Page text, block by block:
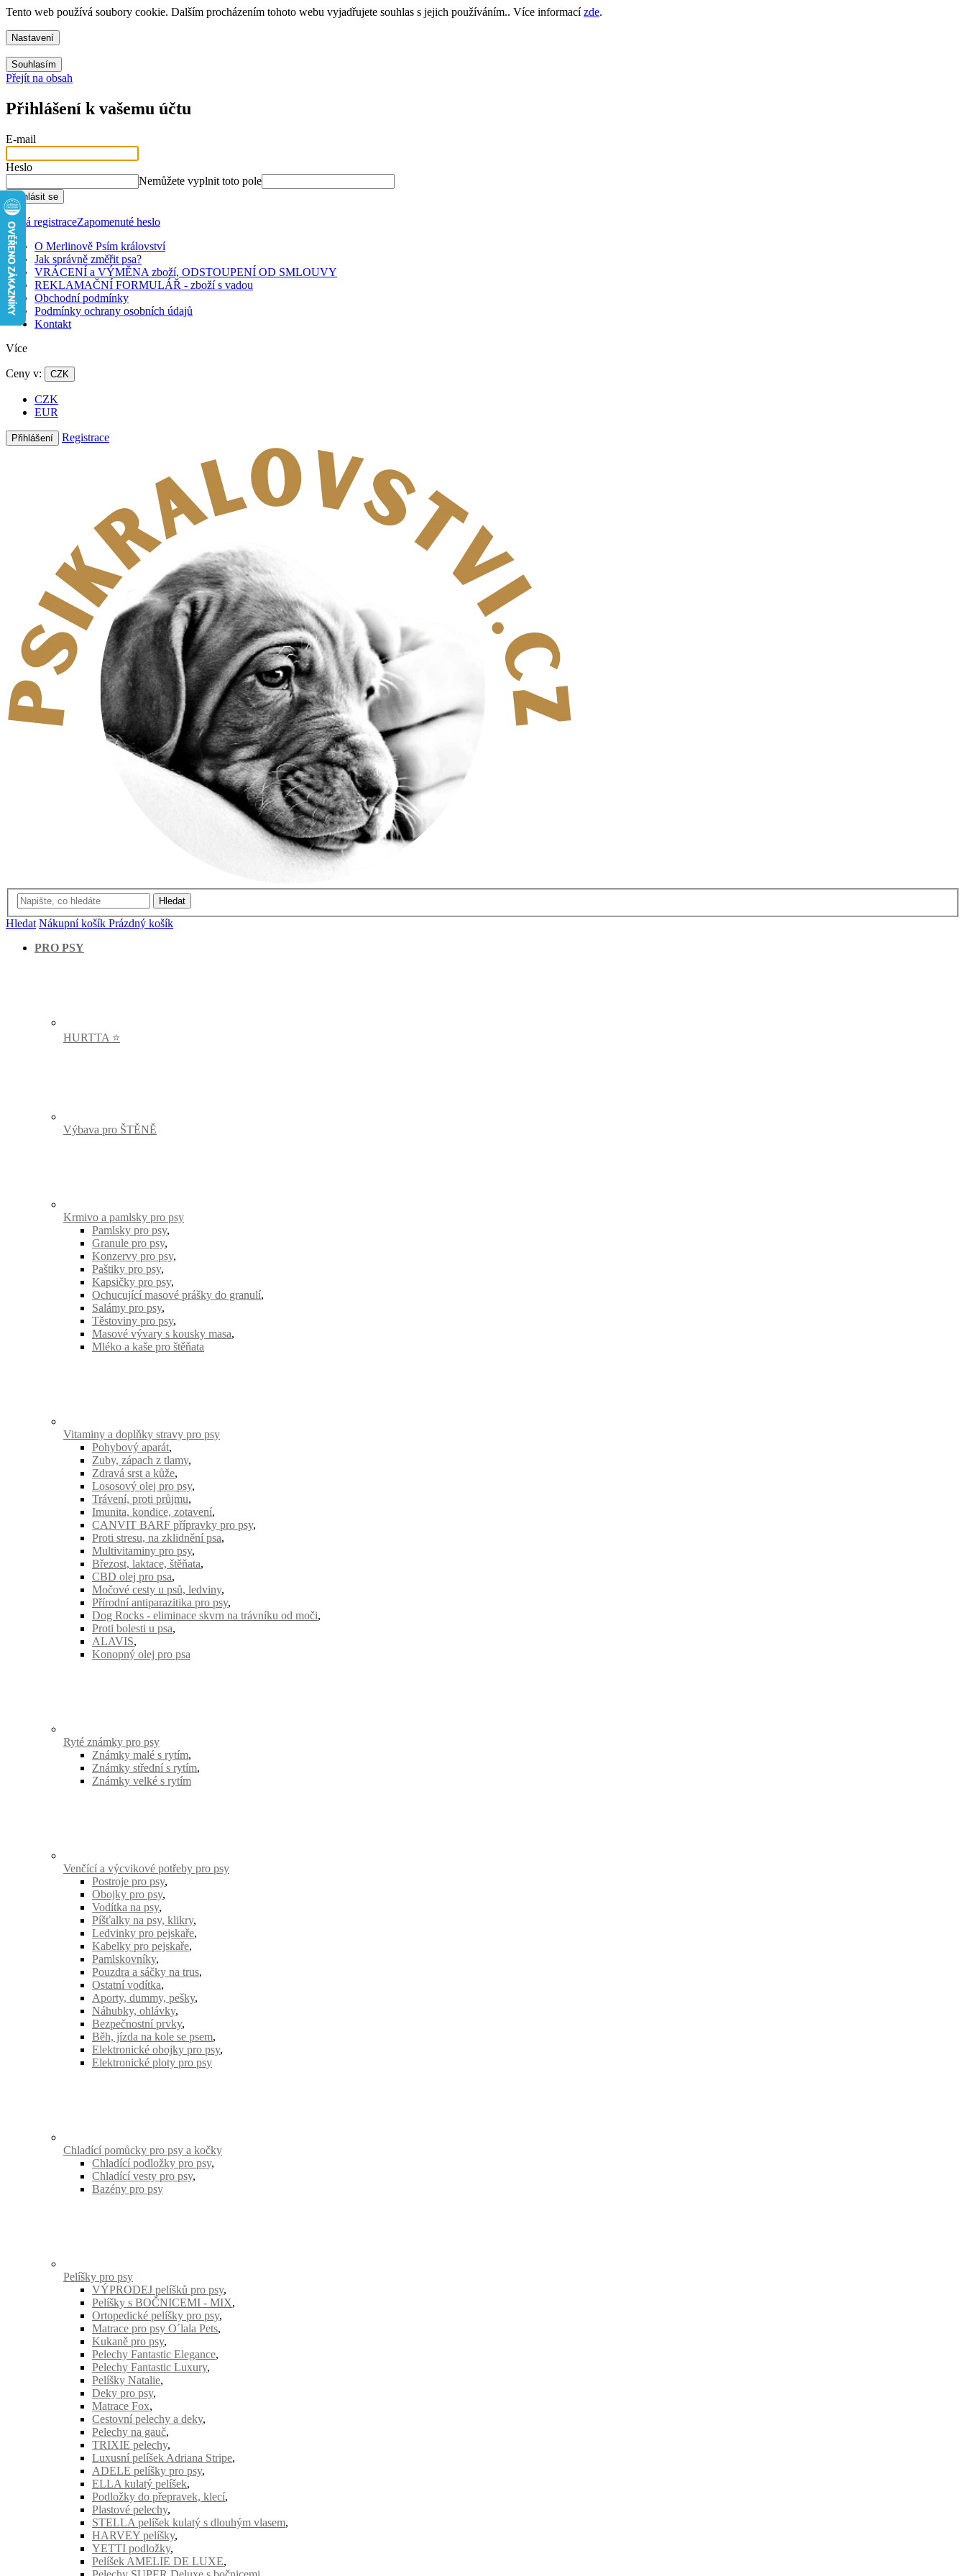
Tento web používá soubory cookie. Dalším procházením tohoto webu vyjadřujete souhlas s jejich používáním.. Více informacízde.
Nastavení
Souhlasím
Přejít na obsah
Přihlášení k vašemu účtu
E-mail
Heslo
Nemůžete vyplnit toto pole
Přihlásit se
Nová registraceZapomenuté heslo
O Merlinově Psím království
Jak správně změřit psa?
VRÁCENÍ a VÝMĚNA zboží, ODSTOUPENÍ OD SMLOUVY
REKLAMAČNÍ FORMULÁŘ - zboží s vadou
Obchodní podmínky
Podmínky ochrany osobních údajů
Kontakt
Více
Ceny v: CZK
CZK
EUR
Přihlášení Registrace
Hledat
Hledat Nákupní košík Prázdný košík
PRO PSY
HURTTA ⭐
Výbava pro ŠTĚNĚ
Krmivo a pamlsky pro psy
Pamlsky pro psy,
Granule pro psy,
Konzervy pro psy,
Paštiky pro psy,
Kapsičky pro psy,
Ochucující masové prášky do granulí,
Salámy pro psy,
Těstoviny pro psy,
Masové vývary s kousky masa,
Mléko a kaše pro štěňata
Vitaminy a doplňky stravy pro psy
Pohybový aparát,
Zuby, zápach z tlamy,
Zdravá srst a kůže,
Lososový olej pro psy,
Trávení, proti průjmu,
Imunita, kondice, zotavení,
CANVIT BARF přípravky pro psy,
Proti stresu, na zklidnění psa,
Multivitaminy pro psy,
Březost, laktace, štěňata,
CBD olej pro psa,
Močové cesty u psů, ledviny,
Přírodní antiparazitika pro psy,
Dog Rocks - eliminace skvrn na trávníku od moči,
Proti bolesti u psa,
ALAVIS,
Konopný olej pro psa
Ryté známky pro psy
Známky malé s rytím,
Známky střední s rytím,
Známky velké s rytím
Venčící a výcvikové potřeby pro psy
Postroje pro psy,
Obojky pro psy,
Vodítka na psy,
Píšťalky na psy, klikry,
Ledvinky pro pejskaře,
Kabelky pro pejskaře,
Pamlskovníky,
Pouzdra a sáčky na trus,
Ostatní vodítka,
Aporty, dummy, pešky,
Náhubky, ohlávky,
Bezpečnostní prvky,
Běh, jízda na kole se psem,
Elektronické obojky pro psy,
Elektronické ploty pro psy
Chladící pomůcky pro psy a kočky
Chladící podložky pro psy,
Chladící vesty pro psy,
Bazény pro psy
Pelíšky pro psy
VÝPRODEJ pelíšků pro psy,
Pelíšky s BOČNICEMI - MIX,
Ortopedické pelíšky pro psy,
Matrace pro psy O´lala Pets,
Kukaně pro psy,
Pelechy Fantastic Elegance,
Pelechy Fantastic Luxury,
Pelíšky Natalie,
Deky pro psy,
Matrace Fox,
Cestovní pelechy a deky,
Pelechy na gauč,
TRIXIE pelechy,
Luxusní pelíšek Adriana Stripe,
ADELE pelíšky pro psy,
ELLA kulatý pelíšek,
Podložky do přepravek, klecí,
Plastové pelechy,
STELLA pelíšek kulatý s dlouhým vlasem,
HARVEY pelíšky,
YETTI podložky,
Pelíšek AMELIE DE LUXE,